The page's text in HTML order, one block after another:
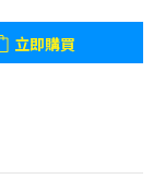
立即購買